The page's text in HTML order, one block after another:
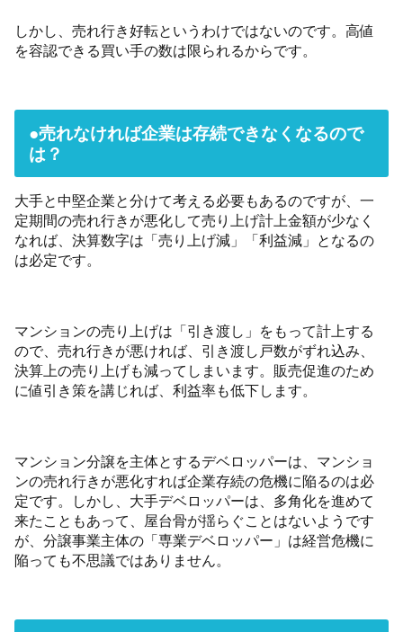
しかし、売れ行き好転というわけではないのです。高値
を容認できる買い手の数は限られるからです。
●売れなければ企業は存続できなくなるので
は？
大手と中堅企業と分けて考える必要もあるのですが、一
定期間の売れ行きが悪化して売り上げ計上金額が少なく
なれば、決算数字は「売り上げ減」「利益減」となるの
は必定です。
マンションの売り上げは「引き渡し」をもって計上する
ので、売れ行きが悪ければ、引き渡し戸数がずれ込み、
決算上の売り上げも減ってしまいます。販売促進のため
に値引き策を講じれば、利益率も低下します。
マンション分譲を主体とするデベロッパーは、マンショ
ンの売れ行きが悪化すれば企業存続の危機に陥るのは必
定です。しかし、大手デベロッパーは、多角化を進めて
来たこともあって、屋台骨が揺らぐことはないようです
が、分譲事業主体の「専業デベロッパー」は経営危機に
陥っても不思議ではありません。